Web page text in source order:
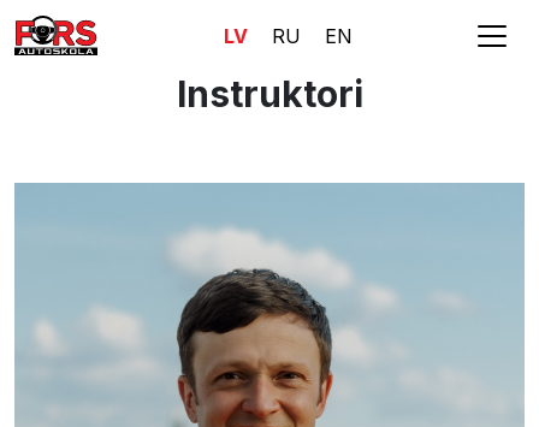
LV RU EN
Instruktori